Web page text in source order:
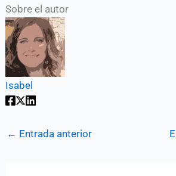
Sobre el autor
Isabel
← Entrada anterior